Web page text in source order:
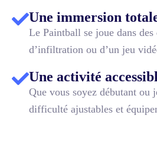
Une immersion
Le Paintball se joue dans
d’infiltration ou d’un jeu
Une activité
Que vous soyez débutant ou
difficulté ajustables et